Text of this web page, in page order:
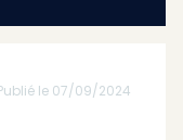
le 07/09/2024